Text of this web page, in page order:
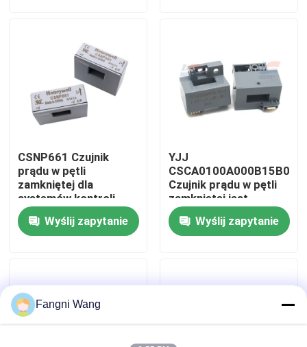
Wycieczka po fabryce
Kontrola jakości
Skontaktuj się z nami
Sprawy
CSNP661 Czujnik
prądu w pętli
zamkniętej dla
systemów kontroli
sprzętu
spawalniczego
Wyślij zapytanie
YJJ
CSCA0100A000B15B01
Czujnik prądu w pętli
zamkniętej jest
używany w
regulatorach
prędkości z
Wyślij zapytanie
Fangni Wang